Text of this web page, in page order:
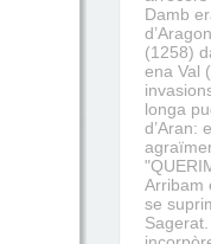
Damb
(1258)
ena Val
longa
d’Aran:
Arribam
se